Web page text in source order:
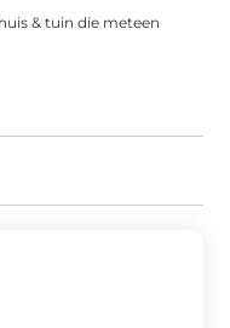
& tuin die meteen